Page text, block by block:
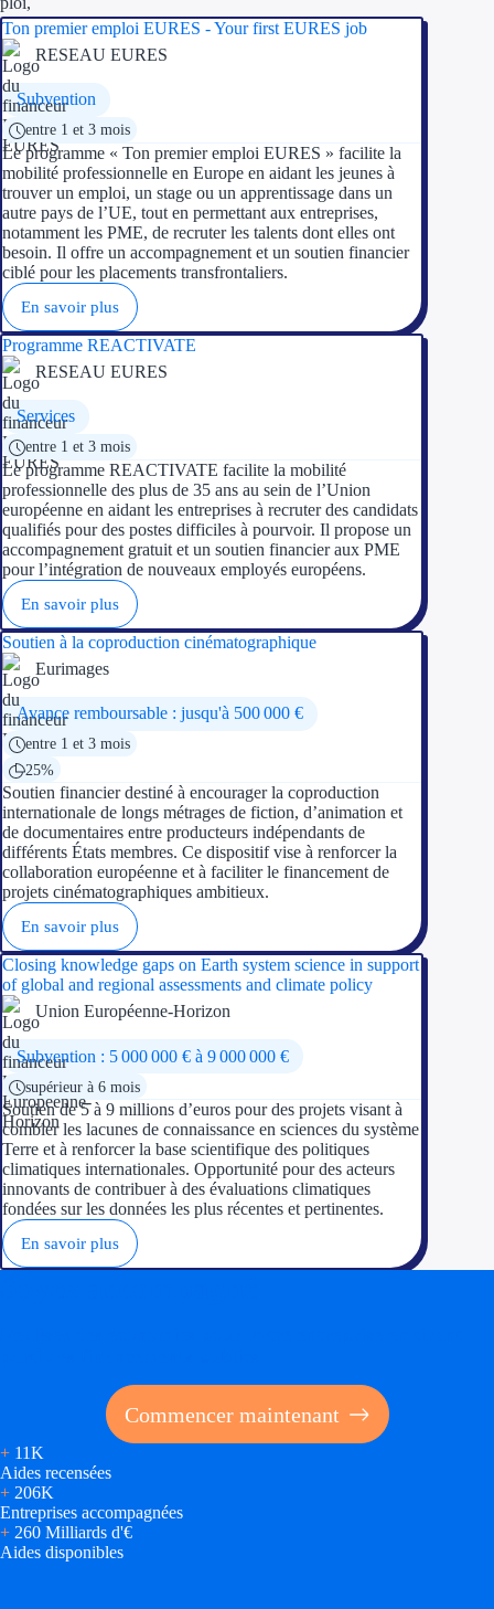
Ton premier emploi EURES - Your first EURES job
RESEAU EURES
Subvention
entre 1 et 3 mois
Le programme « Ton premier emploi EURES » facilite la
mobilité professionnelle en Europe en aidant les jeunes à
trouver un emploi, un stage ou un apprentissage dans un
autre pays de l’UE, tout en permettant aux entreprises,
notamment les PME, de recruter les talents dont elles ont
besoin. Il offre un accompagnement et un soutien financier
ciblé pour les placements transfrontaliers.
En savoir plus
Programme REACTIVATE
RESEAU EURES
Services
entre 1 et 3 mois
Le programme REACTIVATE facilite la mobilité
professionnelle des plus de 35 ans au sein de l’Union
européenne en aidant les entreprises à recruter des candidats
qualifiés pour des postes difficiles à pourvoir. Il propose un
accompagnement gratuit et un soutien financier aux PME
pour l’intégration de nouveaux employés européens.
En savoir plus
Soutien à la coproduction cinématographique
Eurimages
Avance remboursable : jusqu'à 500 000 €
entre 1 et 3 mois
25%
Soutien financier destiné à encourager la coproduction
internationale de longs métrages de fiction, d’animation et
de documentaires entre producteurs indépendants de
différents États membres. Ce dispositif vise à renforcer la
collaboration européenne et à faciliter le financement de
projets cinématographiques ambitieux.
En savoir plus
Closing knowledge gaps on Earth system science in support
of global and regional assessments and climate policy
Union Européenne-Horizon
Subvention : 5 000 000 € à 9 000 000 €
supérieur à 6 mois
Soutien de 5 à 9 millions d’euros pour des projets visant à
combler les lacunes de connaissance en sciences du système
Terre et à renforcer la base scientifique des politiques
climatiques internationales. Opportunité pour des acteurs
innovants de contribuer à des évaluations climatiques
fondées sur les données les plus récentes et pertinentes.
En savoir plus
Commencer maintenant
+ 11K
Aides recensées
+ 206K
Entreprises accompagnées
+ 260 Milliards d'€
Aides disponibles